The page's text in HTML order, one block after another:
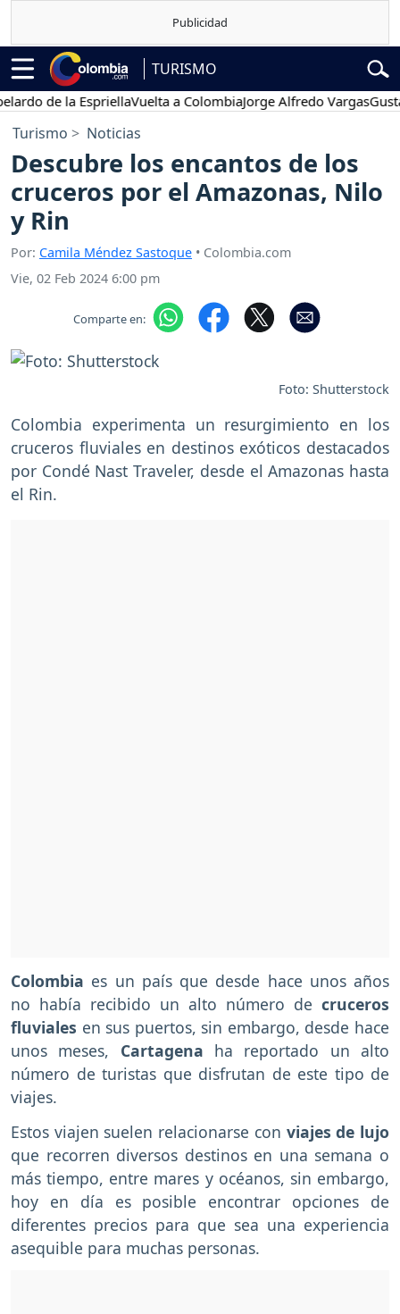
TURISMO
de la EspriellaVuelta a ColombiaJorge Alfredo VargasGustavo
Turismo Noticias
Descubre los encantos de los
cruceros por el Amazonas, Nilo
y Rin
Por: Camila Méndez Sastoque • Colombia.com
Vie, 02 Feb 2024 6:00 pm
Comparte en:
Foto: Shutterstock
Colombia experimenta un resurgimiento en los
cruceros fluviales en destinos exóticos destacados
por Condé Nast Traveler, desde el Amazonas hasta
el Rin.
Colombia es un país que desde hace unos años
no había recibido un alto número de cruceros
fluviales en sus puertos, sin embargo, desde hace
unos meses, Cartagena ha reportado un alto
número de turistas que disfrutan de este tipo de
viajes.
Estos viajen suelen relacionarse con viajes de lujo
que recorren diversos destinos en una semana o
más tiempo, entre mares y océanos, sin embargo,
hoy en día es posible encontrar opciones de
diferentes precios para que sea una experiencia
asequible para muchas personas.